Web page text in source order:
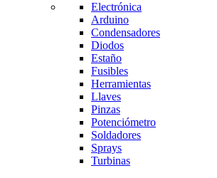
Electrónica
Arduino
Condensadores
Diodos
Estaño
Fusibles
Herramientas
Llaves
Pinzas
Potenciómetro
Soldadores
Sprays
Turbinas